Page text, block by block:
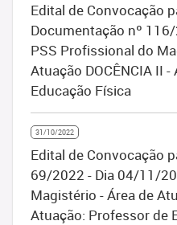
Edital de Convocação
Documentação nº
PSS Profissional do
Atuação DOCÊNCIA II
Educação Física
31/10/2022
Edital de Convocação
69/2022 - Dia 04/11/
Magistério - Área de
Atuação: Professor de